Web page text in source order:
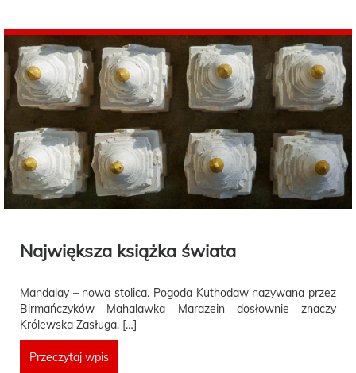
Największa książka świata
Mandalay – nowa stolica. Pogoda Kuthodaw nazywana przez
Birmańczyków Mahalawka Marazein dosłownie znaczy
Królewska Zasługa. […]
Przeczytaj wpis